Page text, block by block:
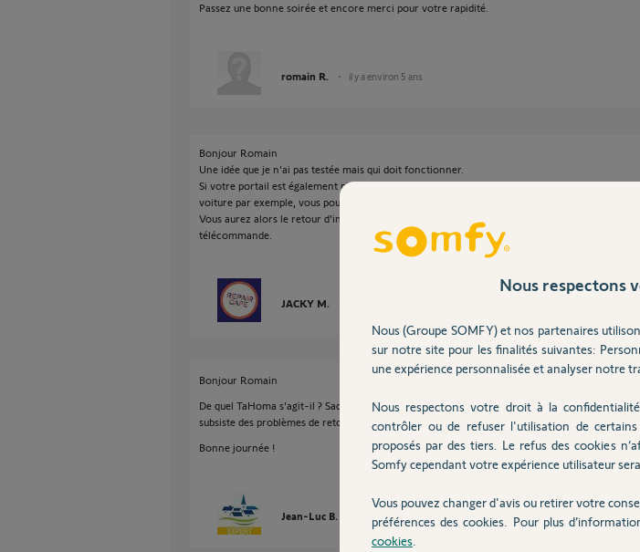
Passez une bonne soirée et encore merci pour votre rapidité.
romain R. il y a environ 5 ans
Bonjour Romain
Une idée que je n'ai pas testée mais qui doit fonctionner.
Si votre portail est également piloté par une télécommande IO pour ouverture dans la
voiture par exemple, vous pouvez associer une des 5 fonctions IO du V500 au Portail.
Vous aurez alors le retour d'information que vous ayez ouvert avec le V500 ou avec la
télécommande.
JACKY M.
Bonjour Romain
De quel TaHoma s'agit-il ? Sachant que sur la Switch, malgré une mise à jour récente, il
subsiste des problèmes de retour d'information qui se font mal.
Bonne journée !
Jean-Luc B. il y a environ 5 ans
Nous respectons
Nous (Groupe SOMFY) et nos partenaires
sur notre site pour les finalités suivantes:
une expérience personnalisée et analyser notre
Nous respectons votre droit à la
contrôler ou de refuser l'utilisation de
proposés par des tiers. Le refus des cookies
Somfy cependant votre expérience utilisateur
Vous pouvez changer d'avis ou retirer votre
préférences des cookies. Pour plus
cookies